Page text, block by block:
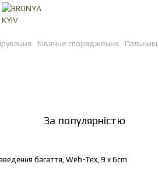
Бівачне спорядження
За популярністю
багаття, Web-Tex, 9 x 6cm